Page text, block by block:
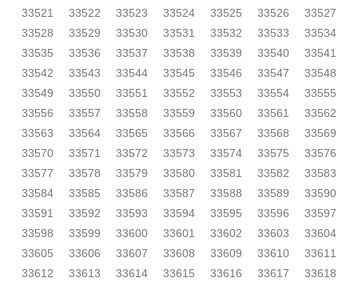
33521
33522 33523 33524 33525 33526
33527
33528
33529 33530 33531 33532 33533
33534
33535
33536 33537 33538 33539 33540
33541
33542
33543 33544 33545 33546 33547
33548
33549
33550 33551 33552 33553 33554
33555
33556
33557 33558 33559 33560 33561
33562
33563
33564 33565 33566 33567 33568
33569
33570
33571 33572 33573 33574 33575
33576
33577
33578 33579 33580 33581 33582
33583
33584
33585 33586 33587 33588 33589
33590
33591
33592 33593 33594 33595 33596
33597
33598
33599 33600 33601 33602 33603
33604
33605
33606 33607 33608 33609 33610
33611
33612
33613 33614 33615 33616 33617
33618